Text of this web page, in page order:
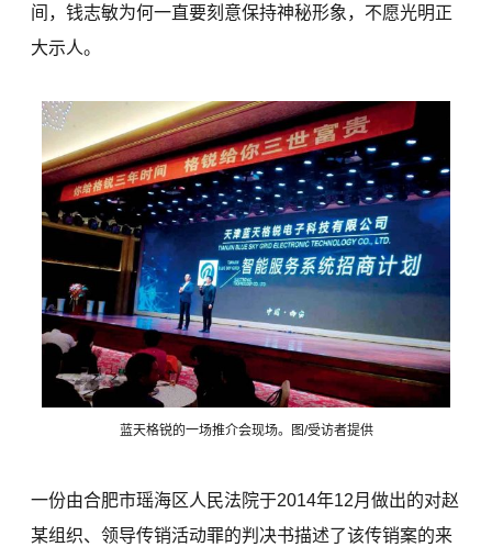
间，钱志敏为何一直要刻意保持神秘形象，不愿光明正
大示人。
蓝天格锐的一场推介会现场。图/受访者提供
一份由合肥市瑶海区人民法院于2014年12月做出的对赵
某组织、领导传销活动罪的判决书描述了该传销案的来